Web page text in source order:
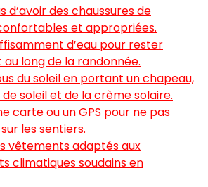
d’avoir des chaussures de
et appropriées.
d’eau pour rester
long de la randonnée.
du soleil en portant un chapeau,
soleil et de la crème solaire.
carte ou un GPS pour ne pas
les sentiers.
vêtements adaptés aux
climatiques soudains en